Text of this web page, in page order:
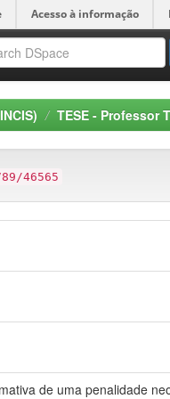
Acesso à informação
TESE - Professor
46565
de uma penalidade